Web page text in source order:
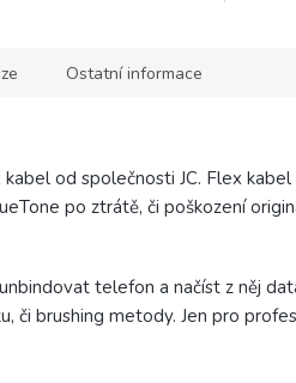
Ostatní informace
od společnosti JC. Flex kabel
po ztrátě, či poškození
telefon a načíst z něj
či brushing metody. Jen pro